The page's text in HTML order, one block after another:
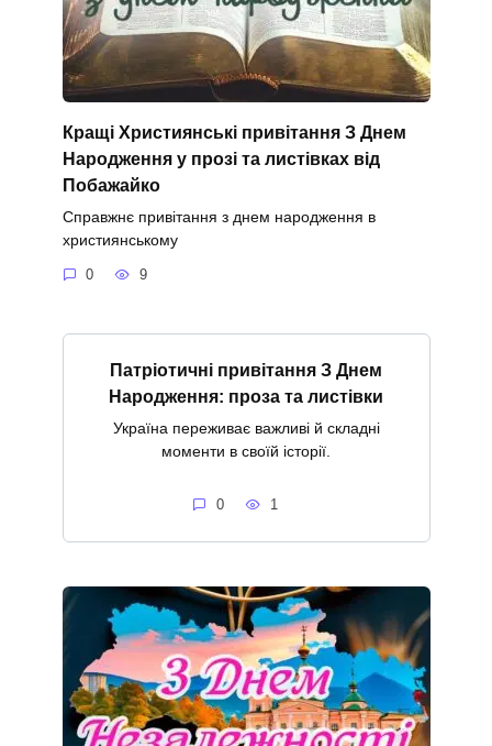
Кращі Християнські привітання З Днем
Народження у прозі та листівках від
Побажайко
Справжнє привітання з днем народження в
християнському
0 9
Патріотичні привітання З Днем
Народження: проза та листівки
Україна переживає важливі й складні
моменти в своїй історії.
0 1